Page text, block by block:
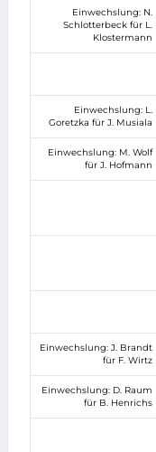
Einwechslung: N.
Schlotterbeck für L.
Klostermann
Einwechslung: L.
Goretzka für J. Musiala
Einwechslung: M. Wolf
für J. Hofmann
Einwechslung: J. Brandt
für F. Wirtz
Einwechslung: D. Raum
für B. Henrichs